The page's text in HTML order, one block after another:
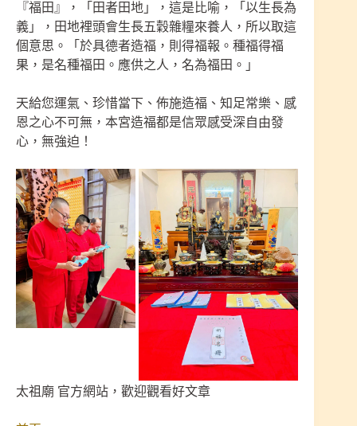
『福田』，「田者田地」，這是比喻，「以生長為
義」，田地裡頭會生長五穀雜糧來養人，所以取這
個意思。「於具德者造福，則得福報。種福得福
果，是名種福田。應供之人，名為福田。」
天給您運氣、珍惜當下、佈施造福、知足常樂、感
恩之心不可無，本宮造福都是信眾感受深自由發
心，無強迫！
太祖廟 官方網站，歡迎觀看好文章